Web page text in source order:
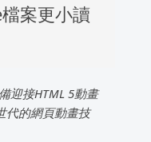
案更小讀
迎接HTML 5動畫
代的網頁動畫技